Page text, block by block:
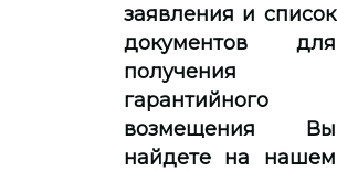
заявления и список
документов для
получения
гарантийного
возмещения Вы
найдете на нашем